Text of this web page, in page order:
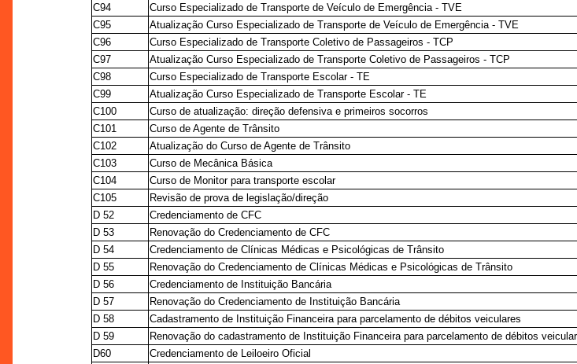
C94
Curso Especializado de Transporte de Veículo de Emergência - TVE
C95
Atualização Curso Especializado de Transporte de Veículo de Emergência - TVE
C96
Curso Especializado de Transporte Coletivo de Passageiros - TCP
C97
Atualização Curso Especializado de Transporte Coletivo de Passageiros - TCP
C98
Curso Especializado de Transporte Escolar - TE
C99
Atualização Curso Especializado de Transporte Escolar - TE
C100
Curso de atualização: direção defensiva e primeiros socorros
C101
Curso de Agente de Trânsito
C102
Atualização do Curso de Agente de Trânsito
C103
Curso de Mecânica Básica
C104
Curso de Monitor para transporte escolar
C105
Revisão de prova de legislação/direção
D 52
Credenciamento de CFC
D 53
Renovação do Credenciamento de CFC
D 54
Credenciamento de Clínicas Médicas e Psicológicas de Trânsito
D 55
Renovação do Credenciamento de Clínicas Médicas e Psicológicas de Trânsito
D 56
Credenciamento de Instituição Bancária
D 57
Renovação do Credenciamento de Instituição Bancária
D 58
Cadastramento de Instituição Financeira para parcelamento de débitos veiculares
D 59
Renovação do cadastramento de Instituição Financeira para parcelamento de débitos
D60
Credenciamento de Leiloeiro Oficial